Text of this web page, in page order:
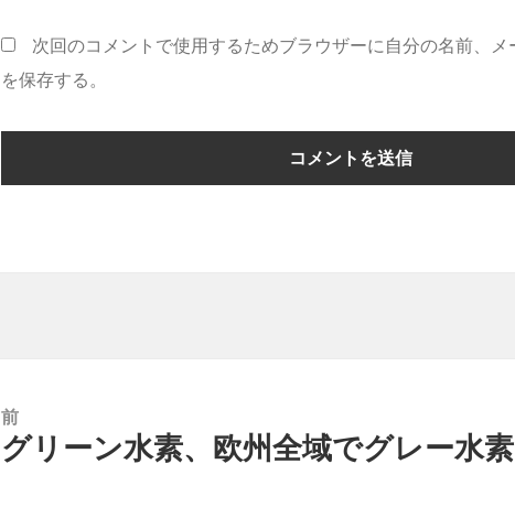
次回のコメントで使用するためブラウザーに自分の名前、メ
を保存する。
前
前
グリーン水素、欧州全域でグレー水